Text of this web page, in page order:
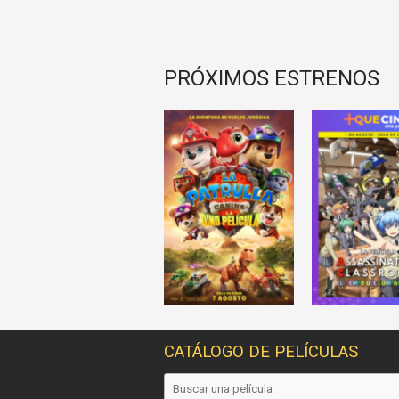
PRÓXIMOS ESTRENOS
CATÁLOGO DE PELÍCULAS